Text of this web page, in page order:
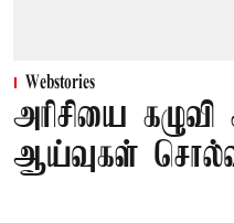
Webstories
அரிசியை
ஆய்வுகள்